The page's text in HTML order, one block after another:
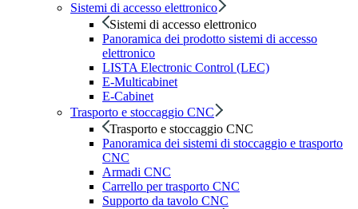
Sistemi di accesso elettronico
Sistemi di accesso elettronico
Panoramica dei prodotto sistemi di accesso
elettronico
LISTA Electronic Control (LEC)
E-Multicabinet
E-Cabinet
Trasporto e stoccaggio CNC
Trasporto e stoccaggio CNC
Panoramica dei sistemi di stoccaggio e trasporto
CNC
Armadi CNC
Carrello per trasporto CNC
Supporto da tavolo CNC